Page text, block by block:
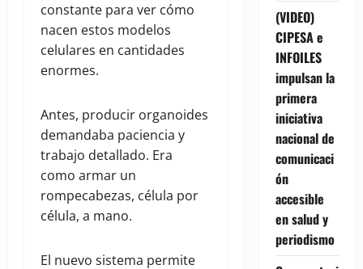
constante para ver cómo
nacen estos modelos
celulares en cantidades
enormes.
Antes, producir organoides
demandaba paciencia y
trabajo detallado. Era
como armar un
rompecabezas, célula por
célula, a mano.
El nuevo sistema permite
(VIDEO)
CIPESA e
INFOILES
impulsan la
primera
iniciativa
nacional de
comunicaci
ón
accesible
en salud y
periodismo